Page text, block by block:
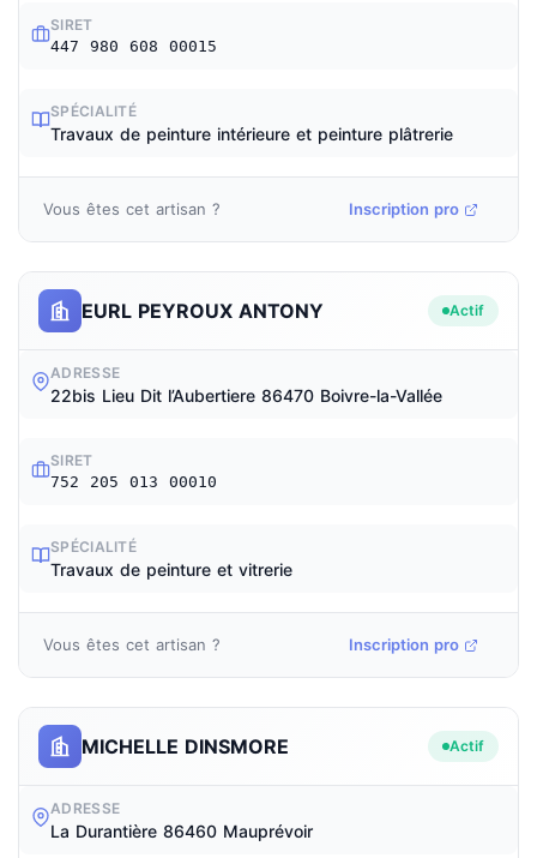
SIRET
447 980 608 00015
SPÉCIALITÉ
Travaux de peinture intérieure et peinture plâtrerie
Vous êtes cet artisan ? Inscription pro
EURL PEYROUX ANTONY Actif
ADRESSE
22bis Lieu Dit l’Aubertiere 86470 Boivre-la-Vallée
SIRET
752 205 013 00010
SPÉCIALITÉ
Travaux de peinture et vitrerie
Vous êtes cet artisan ? Inscription pro
MICHELLE DINSMORE Actif
ADRESSE
La Durantière 86460 Mauprévoir